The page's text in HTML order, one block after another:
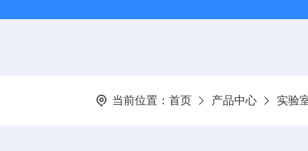
当前位置： 首页 产品中心 实验